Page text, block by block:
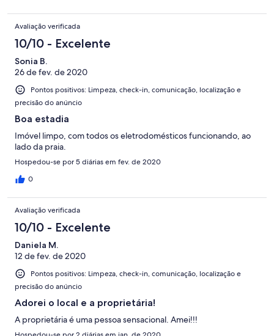
Avaliação verificada
10/10 - Excelente
Sonia B.
26 de fev. de 2020
Pontos positivos: Limpeza, check-in, comunicação, localização e
precisão do anúncio
Boa estadia
Imóvel limpo, com todos os eletrodomésticos funcionando, ao
lado da praia.
Hospedou-se por 5 diárias em fev. de 2020
0
Avaliação verificada
10/10 - Excelente
Daniela M.
12 de fev. de 2020
Pontos positivos: Limpeza, check-in, comunicação, localização e
precisão do anúncio
Adorei o local e a proprietária!
A proprietária é uma pessoa sensacional. Amei!!!